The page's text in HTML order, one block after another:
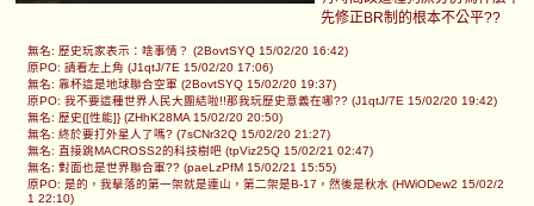
先修正BR制的根本不公平??
無名: 歷史玩家表示：啥事情？ (2BovtSYQ 15/02/20 16:42)
原PO: 請看左上角 (J1qtJ/7E 15/02/20 17:06)
無名: 靠杯這是地球聯合空軍 (2BovtSYQ 15/02/20 19:37)
原PO: 我不要這種世界人民大團結啦!!那我玩歷史意義在哪?? (J1qtJ/7E 15/02/20 19:42)
無名: 歷史{[性能]} (ZHhK28MA 15/02/20 20:50)
無名: 終於要打外星人了嗎? (7sCNr32Q 15/02/20 21:27)
無名: 直接跳MACROSS2的科技樹吧 (tpViz25Q 15/02/21 02:47)
無名: 對面也是世界聯合軍?? (paeLzPfM 15/02/21 15:55)
原PO: 是的，我擊落的第一架就是連山，第二架是B-17，然後是秋水 (HWiODew2 15/02/2
1 22:10)